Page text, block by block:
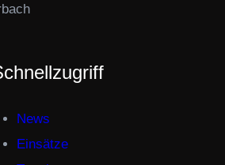
News
Einsätze